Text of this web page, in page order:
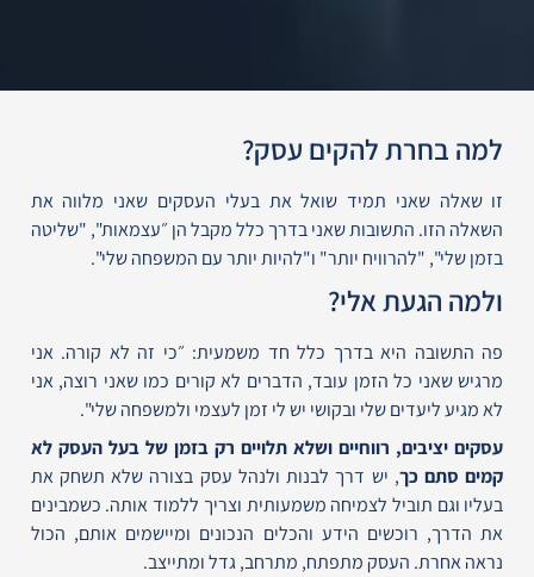
למה בחרת להקים עסק?
זו שאלה שאני תמיד שואל את בעלי העסקים שאני מלווה את
השאלה הזו. התשובות שאני בדרך כלל מקבל הן ״עצמאות", "שליטה
בזמן שלי", "להרוויח יותר" ו"להיות יותר עם המשפחה שלי".
ולמה הגעת אלי?
פה התשובה היא בדרך כלל חד משמעית: ״כי זה לא קורה. אני
מרגיש שאני כל הזמן עובד, הדברים לא קורים כמו שאני רוצה, אני
לא מגיע ליעדים שלי ובקושי יש לי זמן לעצמי ולמשפחה שלי".
עסקים יציבים, רווחיים ושלא תלויים רק בזמן של בעל העסק לא
קמים סתם כך, יש דרך לבנות ולנהל עסק בצורה שלא תשחק את
בעליו וגם תוביל לצמיחה משמעותית וצריך ללמוד אותה. כשמבינים
את הדרך, רוכשים הידע והכלים הנכונים ומיישמים אותם, הכול
נראה אחרת. העסק מתפתח, מתרחב, גדל ומתייצב.